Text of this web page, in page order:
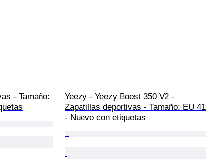
- Tamaño:
Yeezy - Yeezy Boost 350 V2 -
Zapatillas deportivas - Tamaño: EU 41
- Nuevo con etiquetas